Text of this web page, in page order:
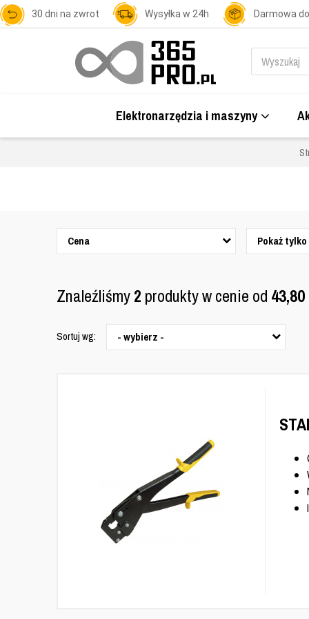
30 dni na zwrot Wysyłka w 24h Darmowa
Elektronarzędzia i maszyny
Cena Pokaż tylko
Znaleźliśmy2 produkty w cenie od 43,80
Sortuj wg: - wybierz -